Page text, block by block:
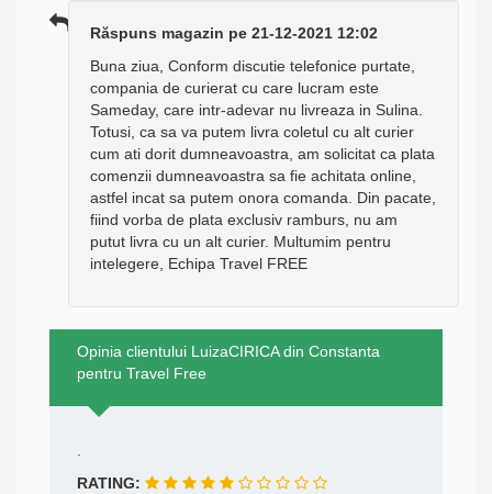
Răspuns magazin pe 21-12-2021 12:02
Buna ziua, Conform discutie telefonice purtate,
compania de curierat cu care lucram este
Sameday, care intr-adevar nu livreaza in Sulina.
Totusi, ca sa va putem livra coletul cu alt curier
cum ati dorit dumneavoastra, am solicitat ca plata
comenzii dumneavoastra sa fie achitata online,
astfel incat sa putem onora comanda. Din pacate,
fiind vorba de plata exclusiv ramburs, nu am
putut livra cu un alt curier. Multumim pentru
intelegere, Echipa Travel FREE
Opinia clientului LuizaCIRICA din Constanta
pentru Travel Free
RATING: